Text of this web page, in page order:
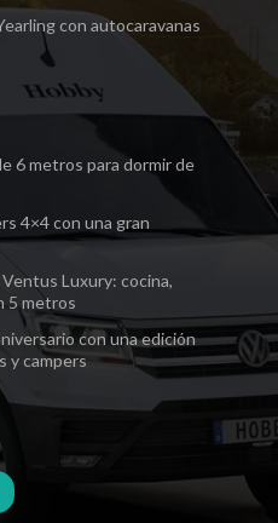
con autocaravanas
6 metros para dormir de
4×4 con una gran
Luxury: cocina,
5 metros
con una edición
y campers